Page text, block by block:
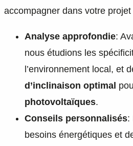
accompagner dans votre projet
Analyse approfondie:
nous étudions les
l’environnement local, et
d’inclinaison optimal
photovoltaïques.
Conseils personnalisés:
besoins énergétiques et